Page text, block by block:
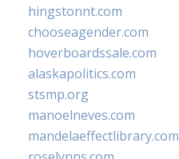
hingstonnt.com
chooseagender.com
hoverboardssale.com
alaskapolitics.com
stsmp.org
manoelneves.com
mandelaeffectlibrary.com